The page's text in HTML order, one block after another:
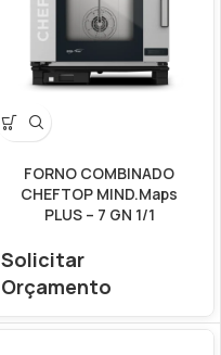
FORNO COMBINADO
CHEFTOP MIND.Maps
PLUS – 7 GN 1/1
Solicitar
Orçamento